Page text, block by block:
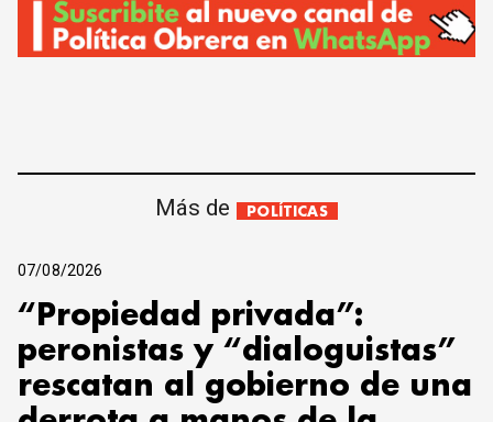
Más de POLÍTICAS
07/08/2026
“Propiedad privada”:
peronistas y “dialoguistas”
rescatan al gobierno de una